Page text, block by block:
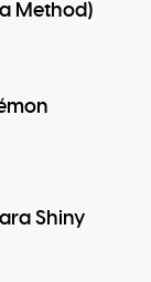
Method)
Shiny